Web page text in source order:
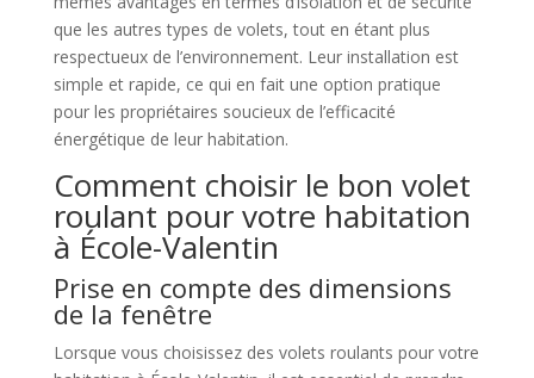
que les autres types de volets, tout en étant plus
respectueux de l’environnement. Leur installation est
simple et rapide, ce qui en fait une option pratique
pour les propriétaires soucieux de l’efficacité
énergétique de leur habitation.
Comment choisir le bon volet
roulant pour votre habitation
à École-Valentin
Prise en compte des dimensions
de la fenêtre
Lorsque vous choisissez des volets roulants pour votre